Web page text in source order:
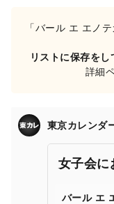
「バール エ エノ
リストに保存を
詳細
東京カレンダ
女子会に
バール エ